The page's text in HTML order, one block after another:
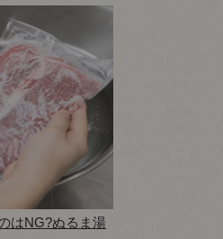
はNG?ぬるま湯